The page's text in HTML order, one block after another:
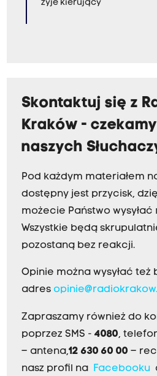
żyje kierujący
Skontaktuj się z
Kraków -
naszych
Pod każdym materiałem
dostępny jest przycisk,
możecie Państwo wysyłać
Wszystkie będą
pozostaną bez reakcji.
Opinie można wysyłać też
adres
Zapraszamy również do
poprzez SMS - 4080,
– antena,12 630 60 00 –
nasz profil na
Facebooku